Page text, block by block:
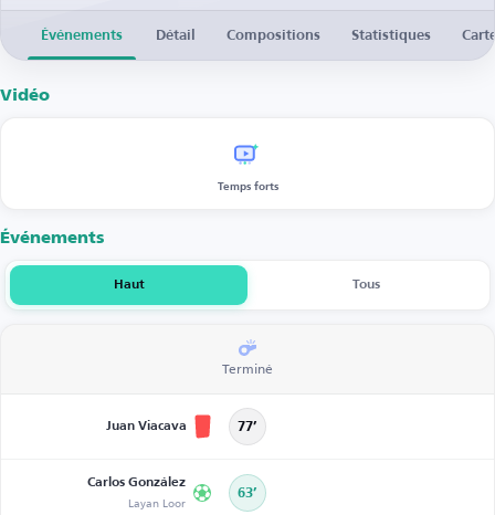
Événements Détail Compositions Statistiques
Vidéo
Temps forts
Événements
Haut Tous
Terminé
Juan Viacava 77’
Carlos González
Layan Loor 63’